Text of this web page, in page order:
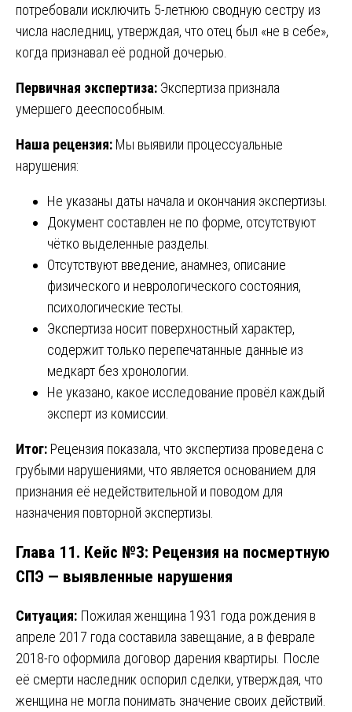
потребовали исключить 5-летнюю сводную сестру из
числа наследниц, утверждая, что отец был «не в себе»,
когда признавал её родной дочерью.
Первичная экспертиза: Экспертиза признала
умершего дееспособным.
Наша рецензия: Мы выявили процессуальные
нарушения:
Не указаны даты начала и окончания экспертизы.
Документ составлен не по форме, отсутствуют
чётко выделенные разделы.
Отсутствуют введение, анамнез, описание
физического и неврологического состояния,
психологические тесты.
Экспертиза носит поверхностный характер,
содержит только перепечатанные данные из
медкарт без хронологии.
Не указано, какое исследование провёл каждый
эксперт из комиссии.
Итог: Рецензия показала, что экспертиза проведена с
грубыми нарушениями, что является основанием для
признания её недействительной и поводом для
назначения повторной экспертизы.
Глава 11. Кейс №3: Рецензия на посмертную
СПЭ — выявленные нарушения
Ситуация: Пожилая женщина 1931 года рождения в
апреле 2017 года составила завещание, а в феврале
2018-го оформила договор дарения квартиры. После
её смерти наследник оспорил сделки, утверждая, что
женщина не могла понимать значение своих действий.